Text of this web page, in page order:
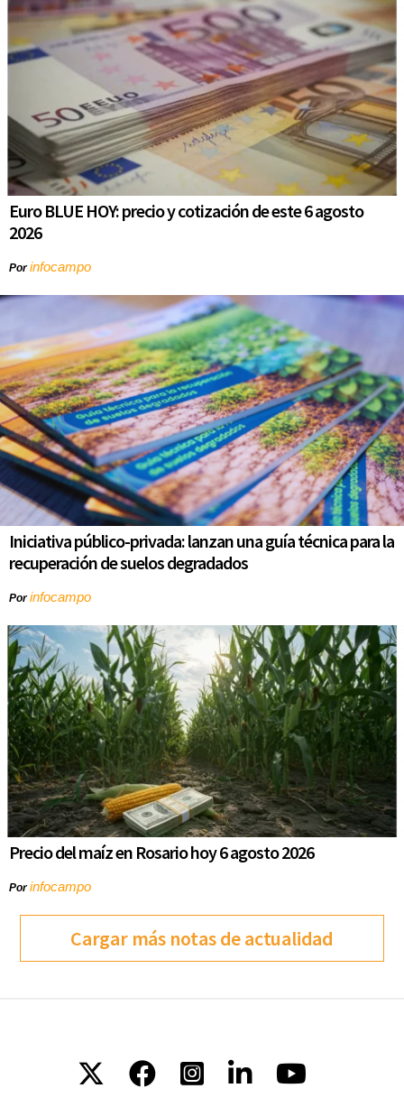
Euro BLUE HOY: precio y cotización de este 6 agosto
2026
Porinfocampo
Iniciativa público-privada: lanzan una guía técnica para la
recuperación de suelos degradados
Porinfocampo
Precio del maíz en Rosario hoy 6 agosto 2026
Porinfocampo
Cargar más notas de actualidad